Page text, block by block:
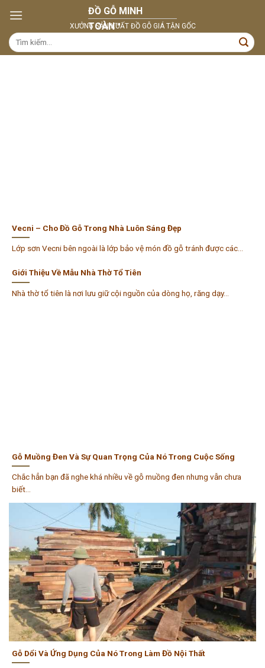
content
Tìm
kiếm:
Vecni – Cho Đồ Gỗ Trong Nhà Luôn Sáng Đẹp
Lớp sơn Vecni bên ngoài là lớp bảo vệ món đồ gỗ tránh được các...
Giới Thiệu Về Mẫu Nhà Thờ Tổ Tiên
Nhà thờ tổ tiên là nơi lưu giữ cội nguồn của dòng họ, răng dạy...
Gỗ Muồng Đen Và Sự Quan Trọng Của Nó Trong Cuộc Sống
Chắc hẳn bạn đã nghe khá nhiều về gỗ muồng đen nhưng vẫn chưa
biết...
Gỗ Dổi Và Ứng Dụng Của Nó Trong Làm Đồ Nội Thất